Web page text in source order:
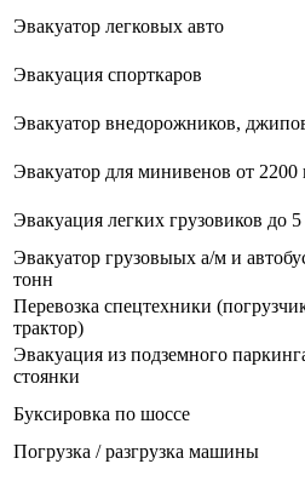
Эвакуатор легковых авто
Эвакуация спорткаров
Эвакуатор внедорожников,
Эвакуатор для минивенов от 2200
Эвакуация легких грузовиков до
Эвакуатор грузовыых а/м и
тонн
Перевозка спецтехники
трактор)
Эвакуация из подземного
стоянки
Буксировка по шоссе
Погрузка / разгрузка машины